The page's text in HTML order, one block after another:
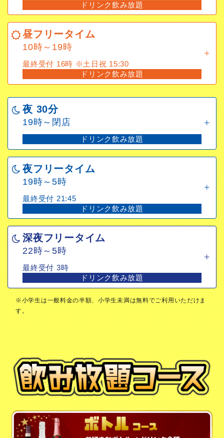
昼フリータイム
最終受付 16時 ※土日祝 15:30
夜 30分
19時～閉店
夜フリータイム
19時～5時
最終受付 21:45
深夜フリータイム
22時～5時
最終受付 3時
ドリンク飲み放題
昼フリータイム
10時～19時
最終受付 16時 ※土日祝 15:30
ドリンク飲み放題
夜 30分
19時～閉店
ドリンク飲み放題
夜フリータイム
19時～5時
最終受付 21:45
ドリンク飲み放題
深夜フリータイム
22時～5時
最終受付 3時
ドリンク飲み放題
※小学生は一般料金の半額、小学生未満は無料でご利用いただけま
す。